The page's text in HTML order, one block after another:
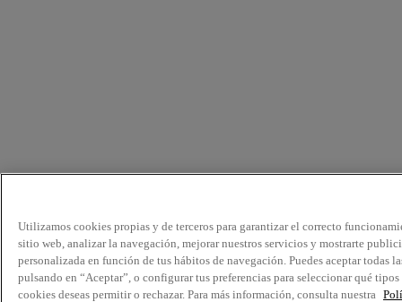
Utilizamos cookies propias y de terceros para garantizar el correcto
sitio web, analizar la navegación, mejorar nuestros servicios y mostrarte
personalizada en función de tus hábitos de navegación. Puedes aceptar todas
pulsando en “Aceptar”, o configurar tus preferencias para seleccionar qué tipos
cookies deseas permitir o rechazar. Para más información, consulta nuestra